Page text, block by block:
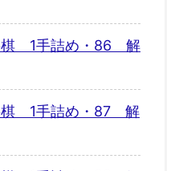
棋 1手詰め・86 解
棋 1手詰め・87 解